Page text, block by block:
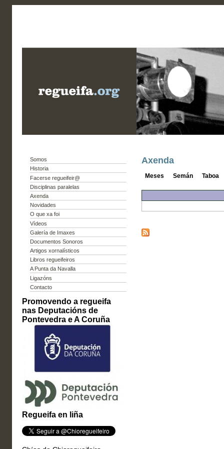
Somos
Historia
Facerse regueifeir@
Disciplinas paralelas
Axenda
Novidades
O que xa foi
Vídeos
Galería de Imaxes
Documentos Sonoros
Artigos xornalísticos
Libros regueifeiros
A Punta da Navalla
Ligazóns
Contacto
Promovendo a regueifa
nas Deputacións de
Pontevedra e A Coruña
Regueifa en liña
Axenda
Meses Semán Taboa